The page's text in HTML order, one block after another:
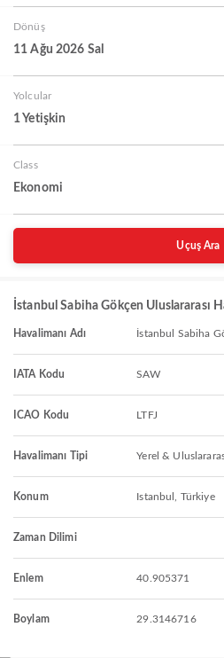
Dönüş
11 Ağu 2026 Sal
Yolcular
1 Yetişkin
Class
Ekonomi
Uçuş Ara
İstanbul Sabiha Gökçen Uluslararası
Havalimanı Adı İstanbul Sabiha
IATA Kodu SAW
ICAO Kodu LTFJ
Havalimanı Tipi Yerel &
Konum Istanbul, Türkiye
Zaman Dilimi
Enlem 40.905371
Boylam 29.3146716